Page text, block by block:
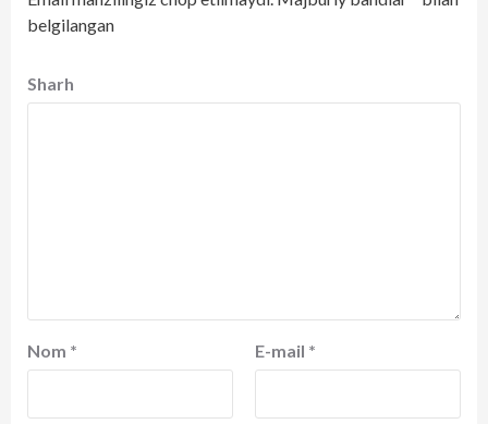
belgilangan
Sharh
Nom * E-mail *